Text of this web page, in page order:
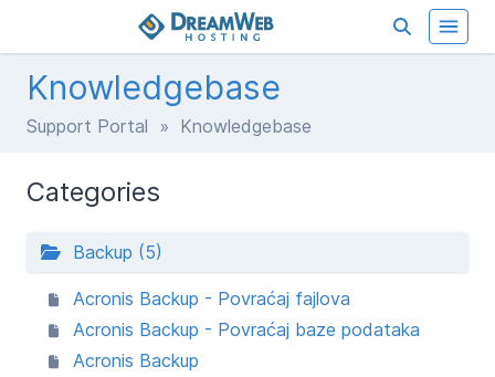
Knowledgebase
Support Portal » Knowledgebase
Categories
Backup (5)
Acronis Backup - Povraćaj fajlova
Acronis Backup - Povraćaj baze podataka
Acronis Backup